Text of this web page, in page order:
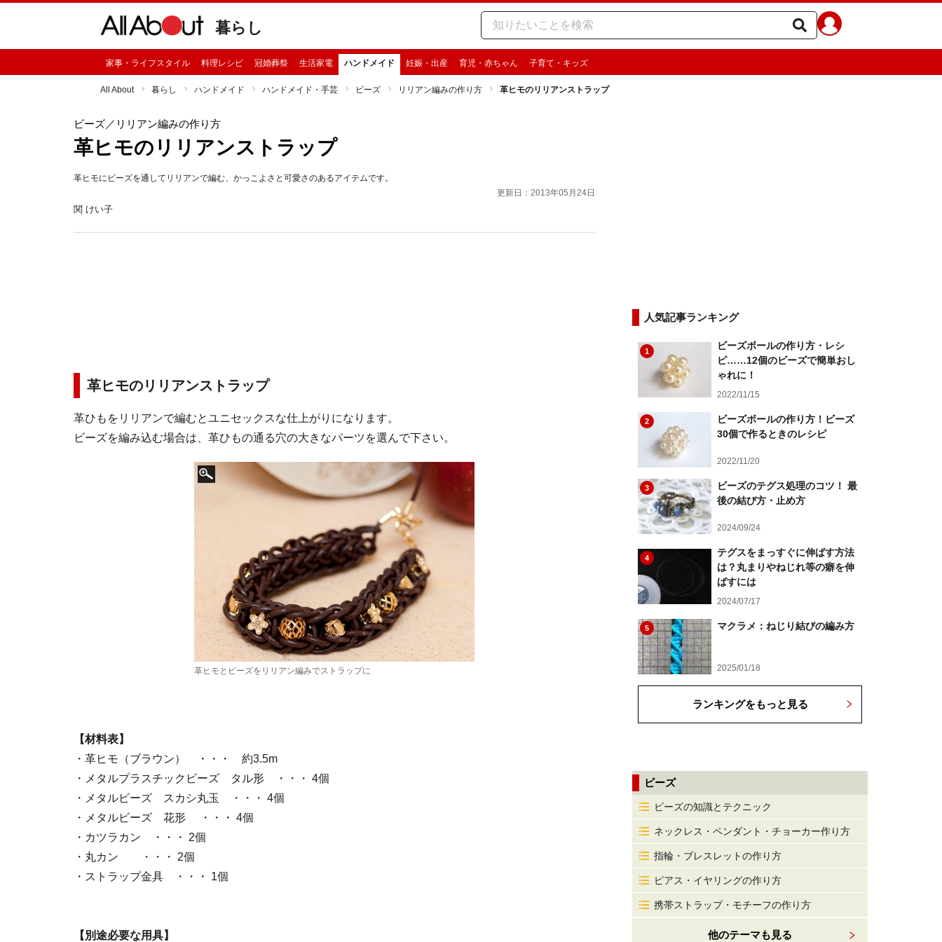
暮らし
家事・ライフスタイル 料理レシピ 冠婚葬祭 生活家電 ハンドメイド 妊娠・出産 育児・赤ちゃん 子育て・キッズ
All About 暮らし ハンドメイド ハンドメイド・手芸 ビーズ リリアン編みの作り方 革ヒモのリリアンストラップ
ビーズ／リリアン編みの作り方
革ヒモのリリアンストラップ
革ヒモにビーズを通してリリアンで編む、かっこよさと可愛さのあるアイテムです。
更新日：2013年05月24日
関 けい子
革ヒモのリリアンストラップ
革ひもをリリアンで編むとユニセックスな仕上がりになります。
ビーズを編み込む場合は、革ひもの通る穴の大きなパーツを選んで下さい。
革ヒモとビーズをリリアン編みでストラップに
【材料表】
・革ヒモ（ブラウン） ・・・ 約3.5m
・メタルプラスチックビーズ タル形 ・・・ 4個
・メタルビーズ スカシ丸玉 ・・・ 4個
・メタルビーズ 花形 ・・・ 4個
・カツラカン ・・・ 2個
・丸カン ・・・ 2個
・ストラップ金具 ・・・ 1個
【別途必要な用具】
人気記事ランキング
1
ビーズボールの作り方・レシ
ピ……12個のビーズで簡単おし
ゃれに！
2022/11/15
2
ビーズボールの作り方！ビーズ
30個で作るときのレシピ
2022/11/20
3
ビーズのテグス処理のコツ！ 最
後の結び方・止め方
2024/09/24
4
テグスをまっすぐに伸ばす方法
は？丸まりやねじれ等の癖を伸
ばすには
2024/07/17
5 マクラメ：ねじり結びの編み方
2025/01/18
ランキングをもっと見る
ビーズ
ビーズの知識とテクニック
ネックレス・ペンダント・チョーカー作り方
指輪・ブレスレットの作り方
ピアス・イヤリングの作り方
携帯ストラップ・モチーフの作り方
他のテーマも見る